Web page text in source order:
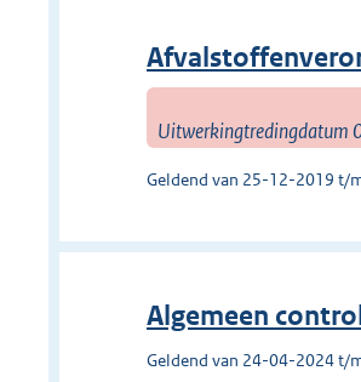
Geldend van 25-12-2019 t/
Algemeen
Geldend van 24-04-2024 t/